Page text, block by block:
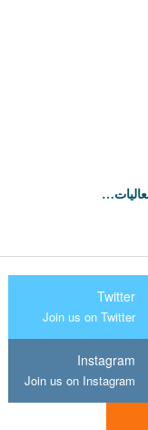
Twitter
Join us on Twitter
Instagram
Join us on Instagram